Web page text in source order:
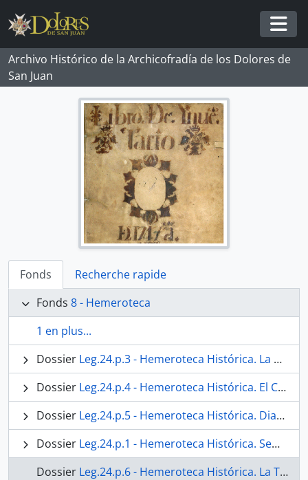
Skip to main content
Archivo Histórico de la Archicofradía de los Dolores de
San Juan
Fonds
Recherche rapide
Fonds 8 - Hemeroteca
1 en plus...
Dossier Leg.24.p.3 - Hemeroteca Histórica. La Unión Mercantil.
Dossier Leg.24.p.4 - Hemeroteca Histórica. El Correo de Andalucía
Dossier Leg.24.p.5 - Hemeroteca Histórica. Diario SUR
Dossier Leg.24.p.1 - Hemeroteca Histórica. Semanario Erudito y Curioso de Málaga
Dossier Leg.24.p.6 - Hemeroteca Histórica. La Tarde